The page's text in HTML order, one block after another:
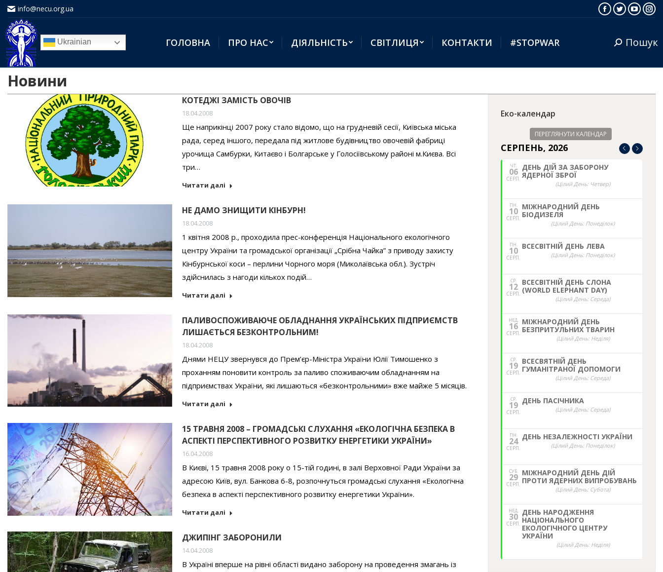
info@necu.org.ua
Facebook
Twitter
Ukrainian ГОЛОВНА ПРО НАС ДІЯЛЬНІСТЬ СВІТЛИЦЯ КОНТАКТИ #STOPWAR Search:Пошук
Новини
КОТЕДЖІ ЗАМІСТЬ ОВОЧІВ
18.04.2008
Ще наприкінці 2007 року стало відомо, що на грудневій сесії, Київська міська
рада, серед іншого, передала під житлове будівництво овочевій фабриці
урочища Самбурки, Китаєво і Болгарське у Голосіївському районі м.Києва. Всі
три…
Читати далі
НЕ ДАМО ЗНИЩИТИ КІНБУРН!
18.04.2008
1 квітня 2008 р., проходила прес-конференція Національного екологічного
центру України та громадської організації „Срібна Чайка” з приводу захисту
Кінбурнської коси – перлини Чорного моря (Миколаївська обл.). Зустріч
здійснилась з нагоди кількох подій…
Читати далі
ПАЛИВОСПОЖИВАЮЧЕ ОБЛАДНАННЯ УКРАЇНСЬКИХ ПІДПРИЄМСТВ
ЛИШАЄТЬСЯ БЕЗКОНТРОЛЬНИМ!
18.04.2008
Днями НЕЦУ звернувся до Прем’єр-Міністра України Юлії Тимошенко з
проханням поновити контроль за паливо споживаючим обладнанням на
підприємствах України, які лишаються «безконтрольними» вже майже 5 місяців.
Читати далі
15 ТРАВНЯ 2008 – ГРОМАДСЬКІ СЛУХАННЯ «ЕКОЛОГІЧНА БЕЗПЕКА В
АСПЕКТІ ПЕРСПЕКТИВНОГО РОЗВИТКУ ЕНЕРГЕТИКИ УКРАЇНИ»
16.04.2008
В Києві, 15 травня 2008 року о 15-тій годині, в залі Верховної Ради України за
адресою Київ, вул. Банкова 6-8, розпочнуться громадські слухання «Екологічна
безпека в аспекті перспективного розвитку енергетики України».
Читати далі
ДЖИПІНГ ЗАБОРОНИЛИ
14.04.2008
В Україні вперше на рівні області видано заборону на проведення змагань із
Еко-календар
ПЕРЕГЛЯНУТИ КАЛЕНДАР
СЕРПЕНЬ, 2026
ЧТ.
06
СЕРП.
ДЕНЬ ДІЙ ЗА ЗАБОРОНУ
ЯДЕРНОЇ ЗБРОЇ
(Цілий День: Четвер)
ПН.
10
СЕРП.
МІЖНАРОДНИЙ ДЕНЬ
БІОДИЗЕЛЯ
(Цілий День: Понеділок)
ПН.
10
СЕРП.
ВСЕСВІТНІЙ ДЕНЬ ЛЕВА
(Цілий День: Понеділок)
СР.
12
СЕРП.
ВСЕСВІТНІЙ ДЕНЬ СЛОНА
(WORLD ELEPHANT DAY)
(Цілий День: Середа)
НЕД,
16
СЕРП.
МІЖНАРОДНИЙ ДЕНЬ
БЕЗПРИТУЛЬНИХ ТВАРИН
(Цілий День: Неділя)
СР.
19
СЕРП.
ВСЕСВЯТНІЙ ДЕНЬ
ГУМАНІТРАНОЇ ДОПОМОГИ
(Цілий День: Середа)
СР.
19
СЕРП.
ДЕНЬ ПАСІЧНИКА
(Цілий День: Середа)
ПН.
24
СЕРП.
ДЕНЬ НЕЗАЛЕЖНОСТІ УКРАЇНИ
(Цілий День: Понеділок)
СУБ.
29
СЕРП.
МІЖНАРОДНИЙ ДЕНЬ ДІЙ
ПРОТИ ЯДЕРНИХ ВИПРОБУВАНЬ
(Цілий День: Субота)
НЕД,
30
СЕРП.
ДЕНЬ НАРОДЖЕННЯ
НАЦІОНАЛЬНОГО
ЕКОЛОГІЧНОГО ЦЕНТРУ
УКРАЇНИ
(Цілий День: Неділя)